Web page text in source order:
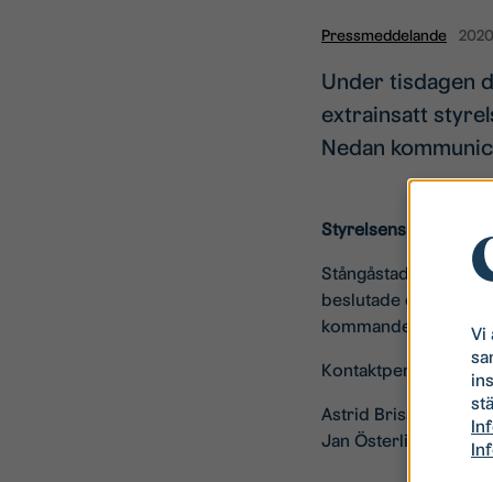
Pressmeddelande
Under tisdagen
extrainsatt
Nedan
Styrelsens
Stångåstadens
beslutade därmed
kommande hyror
Kontaktpersoner:
Astrid Brissman,
Jan Österlind, Vice
Vi